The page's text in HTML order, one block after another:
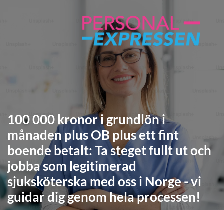
100 000 kronor i grundlön i
månaden plus OB plus ett fint
boende betalt: Ta steget fullt ut och
jobba som legitimerad
sjuksköterska med oss i Norge - vi
guidar dig genom hela processen!